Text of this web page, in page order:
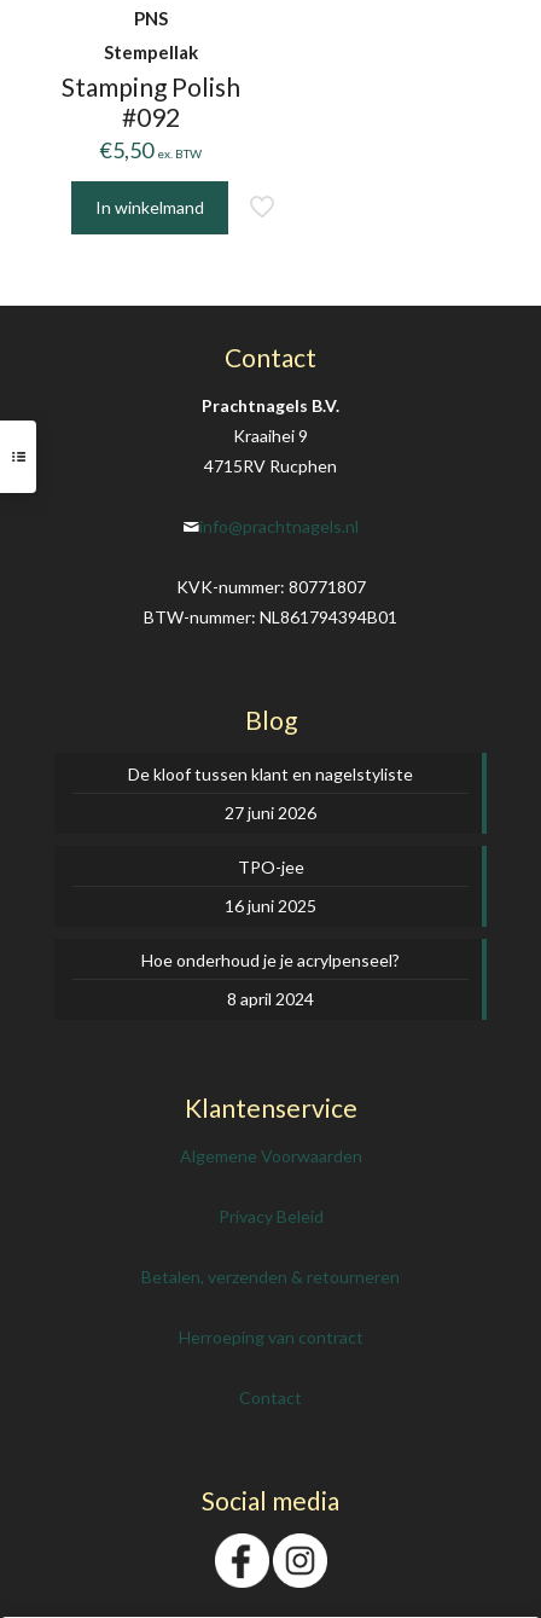
PNS
Stempellak
Stamping Polish
#092
€5,50 ex. BTW
In winkelmand
Contact
Prachtnagels B.V.
Kraaihei 9
4715RV Rucphen
info@prachtnagels.nl
KVK-nummer: 80771807
BTW-nummer: NL861794394B01
Blog
De kloof tussen klant en nagelstyliste
27 juni 2026
TPO-jee
16 juni 2025
Hoe onderhoud je je acrylpenseel?
8 april 2024
Klantenservice
Algemene Voorwaarden
Privacy Beleid
Betalen, verzenden & retourneren
Herroeping van contract
Contact
Social media